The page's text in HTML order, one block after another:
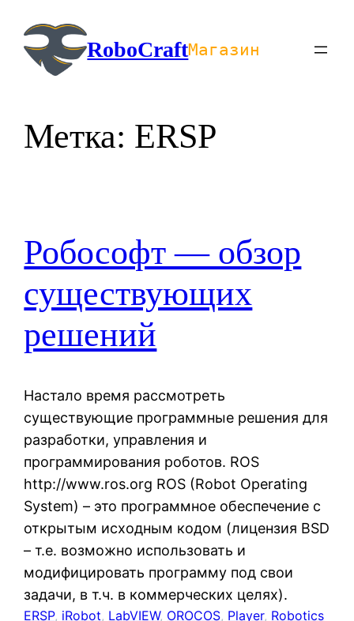
содержимомуRoboCraftМагазин
Метка: ERSP
Робософт — обзор
существующих
решений
Настало время рассмотреть
существующие программные решения для
разработки, управления и
программирования роботов. ROS
http://www.ros.org ROS (Robot Operating
System) – это программное обеспечение с
открытым исходным кодом (лицензия BSD
– т.е. возможно использовать и
модифицировать программу под свои
задачи, в т.ч. в коммерческих целях).
ERSP, iRobot, LabVIEW, OROCOS, Player, Robotics